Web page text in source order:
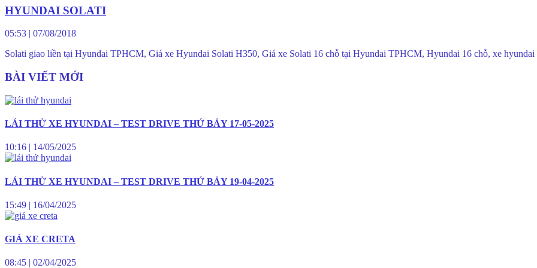
HYUNDAI SOLATI
05:53 | 07/08/2018
Solati giao liền tại Hyundai TPHCM, Giá xe Hyundai Solati H350, Giá xe Solati 16 chỗ tại Hyundai TPHCM, Hyundai 16 chỗ, xe
BÀI VIẾT MỚI
LÁI THỬ XE HYUNDAI – TEST DRIVE THỨ BẢY 17-05-2025
10:16 | 14/05/2025
LÁI THỬ XE HYUNDAI – TEST DRIVE THỨ BẢY 19-04-2025
15:49 | 16/04/2025
GIÁ XE CRETA
08:45 | 02/04/2025